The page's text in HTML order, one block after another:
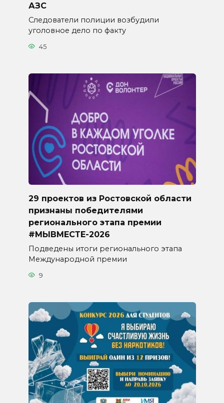
АЗС
Следователи полиции возбудили
уголовное дело по факту
45
29 проектов из Ростовской области
признаны победителями
регионального этапа премии
#МЫВМЕСТЕ-2026
Подведены итоги регионального этапа
Международной премии
9